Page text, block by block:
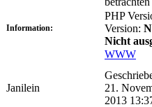
Information:
PHP
Version:
Nicht
WWW
Janilein
21.
2013